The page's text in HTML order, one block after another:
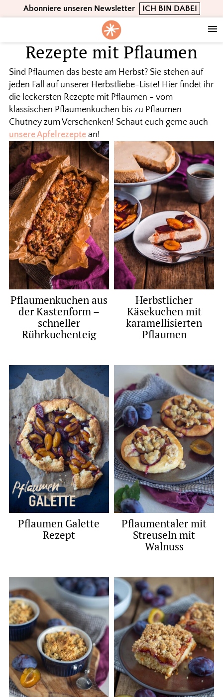
to
to
to
Abonniere unseren Newsletter ICH BIN DABEI
Rezepte mit Pflaumen
Sind Pflaumen das beste am Herbst? Sie stehen auf
jeden Fall auf unserer Herbstliebe-Liste! Hier findet ihr
die leckersten Rezepte mit Pflaumen - vom
klassischen Pflaumenkuchen bis zu Pflaumen
Chutney zum Verschenken! Schaut euch gerne auch
unsere Apfelrezeptean!
Pflaumenkuchen aus
der Kastenform –
schneller
Rührkuchenteig
Herbstlicher
Käsekuchen mit
karamellisierten
Pflaumen
Pflaumen Galette
Rezept
Pflaumentaler mit
Streuseln mit
Walnuss